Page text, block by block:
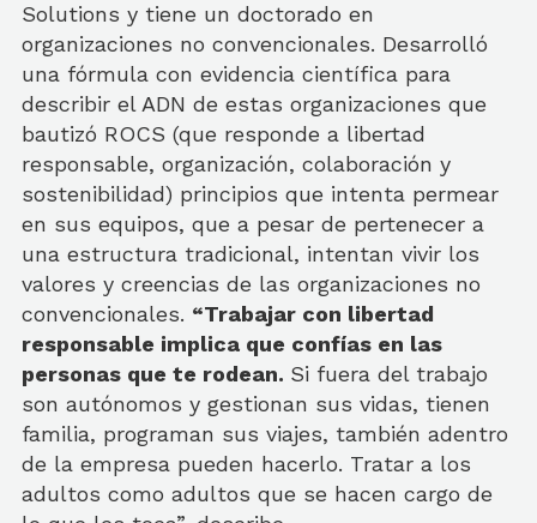
Solutions y tiene un doctorado en
organizaciones no convencionales. Desarrolló
una fórmula con evidencia científica para
describir el ADN de estas organizaciones que
bautizó ROCS (que responde a libertad
responsable, organización, colaboración y
sostenibilidad) principios que intenta permear
en sus equipos, que a pesar de pertenecer a
una estructura tradicional, intentan vivir los
valores y creencias de las organizaciones no
convencionales. “Trabajar con libertad
responsable implica que confías en las
personas que te rodean. Si fuera del trabajo
son autónomos y gestionan sus vidas, tienen
familia, programan sus viajes, también adentro
de la empresa pueden hacerlo. Tratar a los
adultos como adultos que se hacen cargo de